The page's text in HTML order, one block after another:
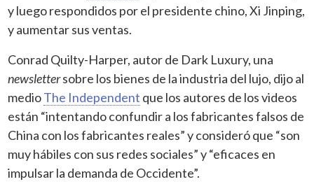
y luego respondidos por el presidente chino, Xi Jinping,
y aumentar sus ventas.
Conrad Quilty-Harper, autor de Dark Luxury, una
newslettersobre los bienes de la industria del lujo, dijo al
medioThe Independent que los autores de los videos
están “intentando confundir a los fabricantes falsos de
China con los fabricantes reales” y consideró que “son
muy hábiles con sus redes sociales” y “eficaces en
impulsar la demanda de Occidente”.